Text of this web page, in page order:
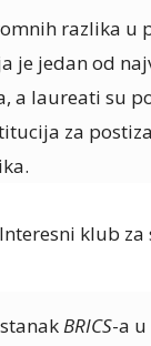
razlika u
je jedan od
a laureati su
za
klub
BRICS-a u